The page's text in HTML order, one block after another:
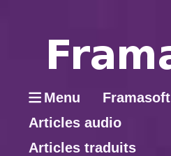
Menu
Framasoft
Articles audio
Articles traduits